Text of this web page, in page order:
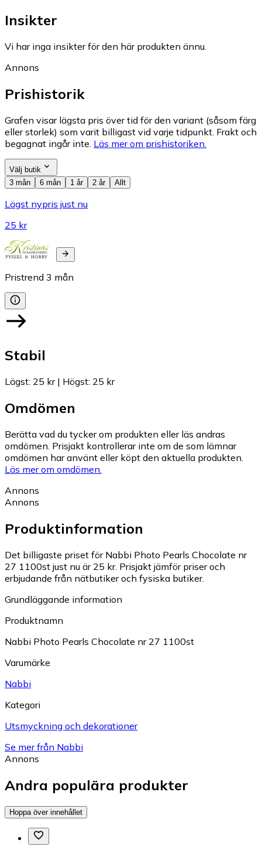
Insikter
Vi har inga insikter för den här produkten ännu.
Annons
Prishistorik
Grafen visar lägsta pris över tid för den variant (såsom färg
eller storlek) som varit billigast vid varje tidpunkt. Frakt och
begagnat ingår inte. Läs mer om prishistoriken.
Välj butik
3 mån
6 mån 1 år 2 år Allt
Lägst nypris just nu
25 kr
Pristrend 3 mån
Stabil
Lägst: 25 kr| Högst: 25 kr
Omdömen
Berätta vad du tycker om produkten eller läs andras
omdömen. Prisjakt kontrollerar inte om de som lämnar
omdömen har använt eller köpt den aktuella produkten.
Läs mer om omdömen.
Annons
Annons
Produktinformation
Det billigaste priset för Nabbi Photo Pearls Chocolate nr
27 1100st just nu är 25 kr. Prisjakt jämför priser och
erbjudande från nätbutiker och fysiska butiker.
Grundläggande information
Produktnamn
Nabbi Photo Pearls Chocolate nr 27 1100st
Varumärke
Nabbi
Kategori
Utsmyckning och dekorationer
Se mer från Nabbi
Annons
Andra populära produkter
Hoppa över innehållet